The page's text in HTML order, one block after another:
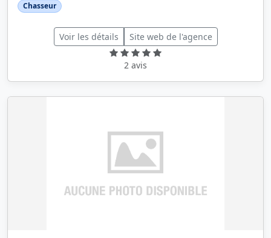
Chasseur
Voir les détails Site web de l'agence
2 avis